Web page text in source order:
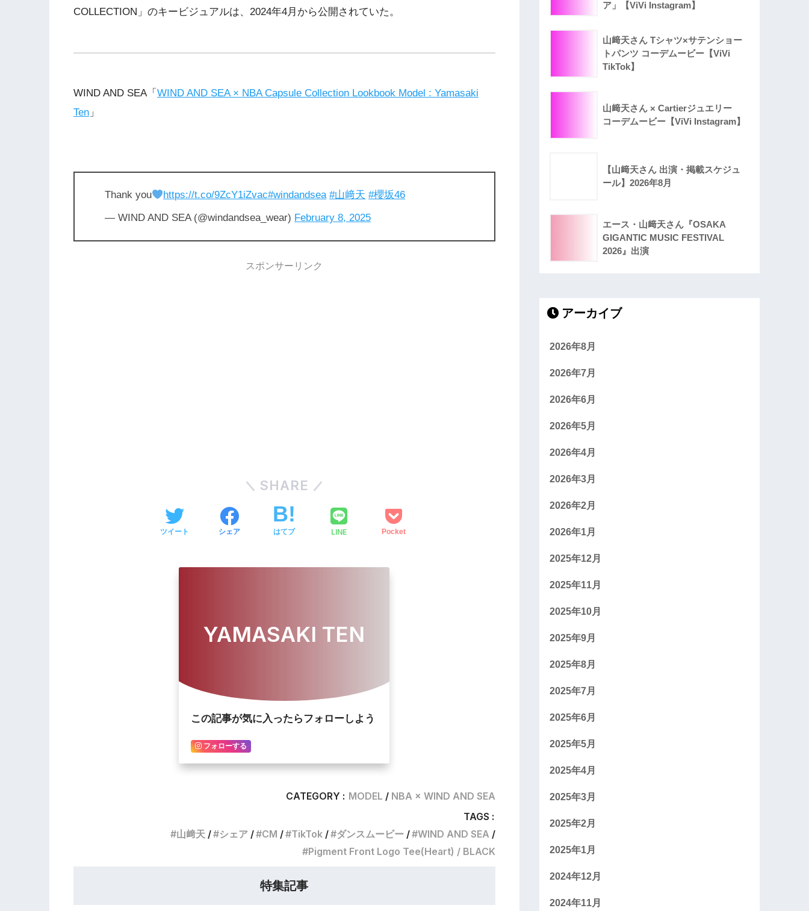
COLLECTION」のキービジュアルは、2024年4月から公開されていた。
WIND AND SEA「 WIND AND SEA × NBA Capsule Collection Lookbook Model : Yamasaki
Ten 」
Thank you https://t.co/9ZcY1iZvac#windandsea #山﨑天 #櫻坂46
— WIND AND SEA (@windandsea_wear) February 8, 2025
スポンサーリンク
SHARE
ツイート シェア はてブ LINE Pocket
YAMASAKI TEN
この記事が気に入ったらフォローしよう
フォローする
CATEGORY : MODEL
NBA × WIND AND SEA
TAGS :
山﨑天
シェア CM TikTok ダンスムービー
WIND AND SEA
Pigment Front Logo Tee(Heart) / BLACK
特集記事
ア」【ViVi Instagram】
山﨑天さん Tシャツ×サテンショー
トパンツ コーデムービー【ViVi
TikTok】
山﨑天さん × Cartierジュエリー
コーデムービー【ViVi Instagram】
【山﨑天さん 出演・掲載スケジュ
ール】2026年8月
エース・山﨑天さん『OSAKA
GIGANTIC MUSIC FESTIVAL
2026』出演
アーカイブ
2026年8月
2026年7月
2026年6月
2026年5月
2026年4月
2026年3月
2026年2月
2026年1月
2025年12月
2025年11月
2025年10月
2025年9月
2025年8月
2025年7月
2025年6月
2025年5月
2025年4月
2025年3月
2025年2月
2025年1月
2024年12月
2024年11月